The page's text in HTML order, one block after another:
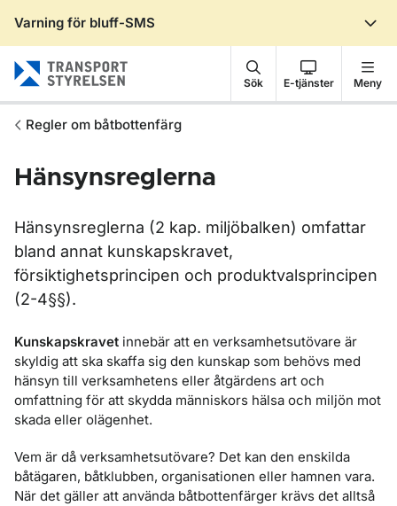
Varning för bluff-SMS
Sök E-tjänster Meny
Regler om båtbottenfärg
Hänsynsreglerna
Hänsynsreglerna (2 kap. miljöbalken) omfattar
bland annat kunskapskravet,
försiktighetsprincipen och produktvalsprincipen
(2-4§§).
Kunskapskravet innebär att en verksamhetsutövare är
skyldig att ska skaffa sig den kunskap som behövs med
hänsyn till verksamhetens eller åtgärdens art och
omfattning för att skydda människors hälsa och miljön mot
skada eller olägenhet.
Vem är då verksamhetsutövare? Det kan den enskilda
båtägaren, båtklubben, organisationen eller hamnen vara.
När det gäller att använda båtbottenfärger krävs det alltså